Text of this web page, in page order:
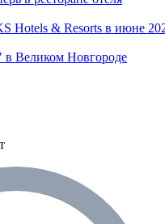
Hotels & Resorts в июне
в Великом Новгороде